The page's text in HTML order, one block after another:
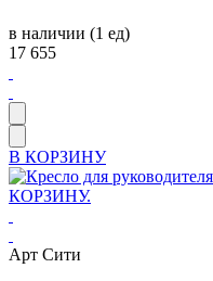
в наличии (1 ед)
17 655
В КОРЗИНУ
Арт Сити